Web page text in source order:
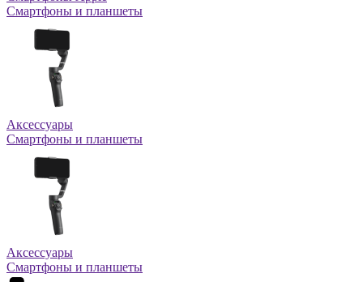
Смартфоны и планшеты
Аксессуары
Смартфоны и планшеты
Аксессуары
Смартфоны и планшеты